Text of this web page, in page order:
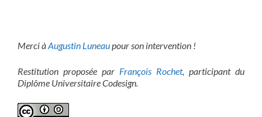
Merci àAugustin Luneaupour son intervention !
Restitution proposée par François Rochet, participant du
Diplôme Universitaire Codesign.